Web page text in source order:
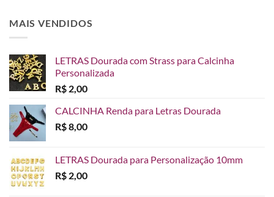
MAIS VENDIDOS
LETRAS Dourada com Strass para Calcinha
Personalizada
R$ 2,00
CALCINHA Renda para Letras Dourada
R$8,00
LETRAS Dourada para Personalização 10mm
R$ 2,00